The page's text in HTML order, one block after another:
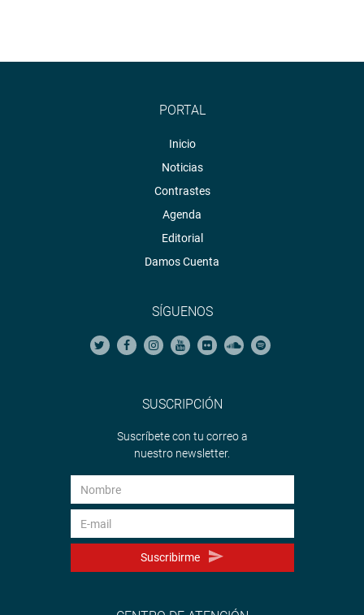
PORTAL
Inicio
Noticias
Contrastes
Agenda
Editorial
Damos Cuenta
SÍGUENOS
SUSCRIPCIÓN
Suscríbete con tu correo a
nuestro newsletter.
Suscribirme